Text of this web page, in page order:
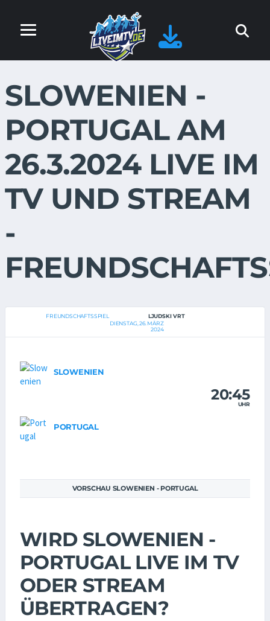
SLOWENIEN -
PORTUGAL AM
26.3.2024 LIVE IM
TV UND STREAM
-
FREUNDSCHAFTSSPIEL
LJUDSKI VRT
DIENSTAG, 26. MÄRZ
2024
SLOWENIEN
20:45
UHR
PORTUGAL
VORSCHAU SLOWENIEN - PORTUGAL
WIRD SLOWENIEN -
PORTUGAL LIVE IM TV
ODER STREAM
ÜBERTRAGEN?